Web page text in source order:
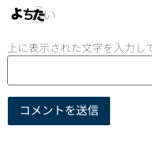
上に表示された文字を入力し